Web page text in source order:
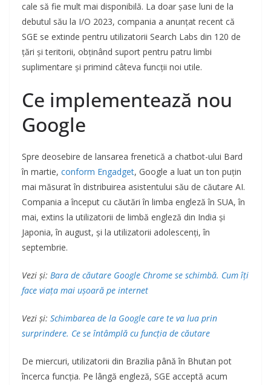
cale să fie mult mai disponibilă. La doar șase luni de la
debutul său la I/O 2023, compania a anunțat recent că
SGE se extinde pentru utilizatorii Search Labs din 120 de
țări și teritorii, obținând suport pentru patru limbi
suplimentare și primind câteva funcții noi utile.
Ce implementează nou
Google
Spre deosebire de lansarea frenetică a chatbot-ului Bard
în martie, conform Engadget, Google a luat un ton puțin
mai măsurat în distribuirea asistentului său de căutare AI.
Compania a început cu căutări în limba engleză în SUA, în
mai, extins la utilizatorii de limbă engleză din India și
Japonia, în august, și la utilizatorii adolescenți, în
septembrie.
Vezi și: Bara de căutare Google Chrome se schimbă. Cum îți
face viața mai ușoară pe internet
Vezi și: Schimbarea de la Google care te va lua prin
surprindere. Ce se întâmplă cu funcția de căutare
De miercuri, utilizatorii din Brazilia până în Bhutan pot
încerca funcția. Pe lângă engleză, SGE acceptă acum